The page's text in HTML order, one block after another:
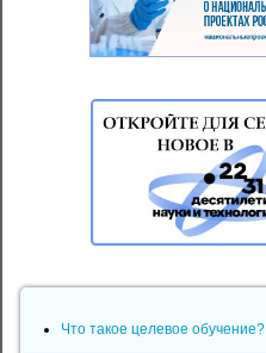
Что такое целевое обучение?